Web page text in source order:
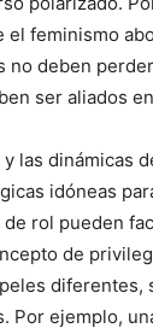
el feminismo
no deben
ser aliados
las dinámicas
idóneas
rol pueden
de
diferentes,
Por ejemplo,